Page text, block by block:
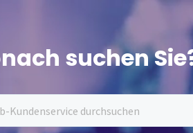
suchen